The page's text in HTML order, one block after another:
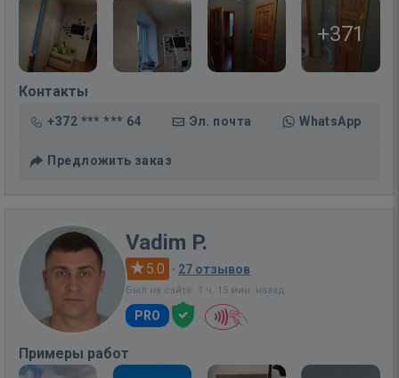
+371
Контакты
+372 *** *** 64 Эл. почта WhatsApp
Предложить заказ
Vadim P.
5.0 · 27 отзывов
Был на сайте: 1 ч. 15 мин. назад
PRO
Примеры работ